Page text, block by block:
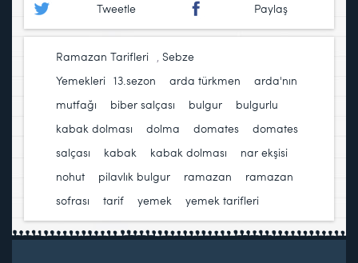
Tweetle Paylaş
Ramazan Tarifleri , Sebze
Yemekleri 13.sezon arda türkmen
arda'nın
mutfağı
biber salçası bulgur
bulgurlu
kabak dolması
dolma domates
domates
salçası
kabak kabak dolması nar ekşisi
nohut
pilavlık bulgur ramazan
ramazan
sofrası
tarif yemek yemek tarifleri